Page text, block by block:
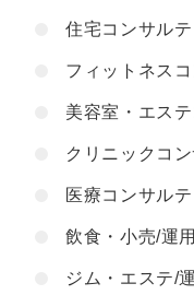
住宅コンサル
フィットネス
美容室・エス
クリニックコ
医療コンサル
飲食・小売/運
ジム・エステ/